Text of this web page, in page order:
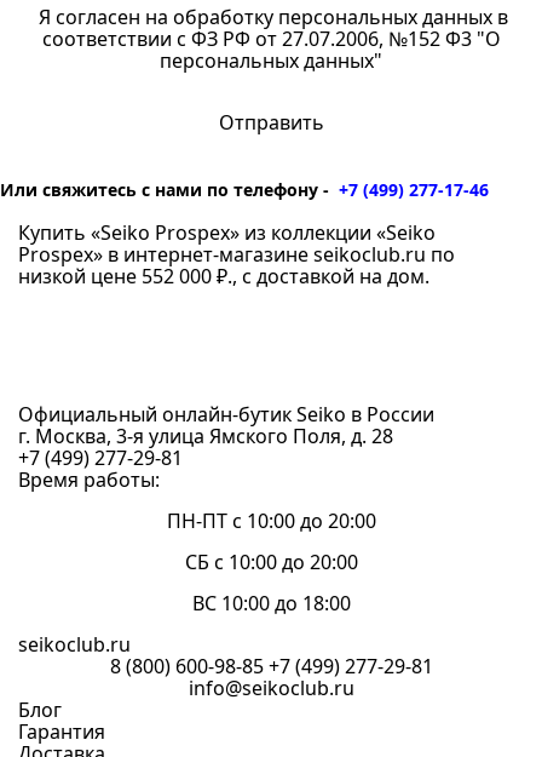
Я согласен на обработку персональных данных в
соответствии с ФЗ РФ от 27.07.2006, №152 Ф3 "О
персональных данных"
Или свяжитесь с нами по телефону - +7 (499) 277-17-46
Купить «Seiko Prospex» из коллекции «Seiko
Prospex» в интернет-магазине seikoclub.ru по
низкой цене 552 000 ₽., с доставкой на дом.
Официальный онлайн-бутик Seiko в России
г. Москва, 3-я улица Ямского Поля, д. 28
+7 (499) 277-29-81
Время работы:
ПН-ПТ с 10:00 до 20:00
СБ с 10:00 до 20:00
ВС 10:00 до 18:00
seikoclub.ru
8 (800) 600-98-85 +7 (499) 277-29-81
info@seikoclub.ru
Блог
Гарантия